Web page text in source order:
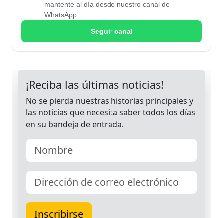
mantente al día desde nuestro canal de
WhatsApp.
Seguir canal